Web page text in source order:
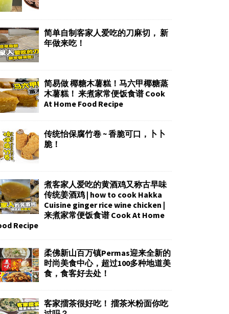
简单自制客家人爱吃的刀麻切， 新
年做来吃！
简易做 椰糖木薯糕！马六甲椰糖蒸
木薯糕！ 来煮家常便饭食谱 Cook
At Home Food Recipe
传统怡保腐竹卷 ~ 香脆可口，卜卜
脆！
煮客家人爱吃的黄酒鸡又称古早味
传统姜酒鸡 | how to cook Hakka
Cuisine ginger rice wine chicken |
来煮家常便饭食谱 Cook At Home
Recipe
柔佛新山百万镇Permas迎来全新的
时尚美食中心，超过100多种地道美
食，食客好去处！
客家擂茶很好吃！ 擂茶米粉面你吃